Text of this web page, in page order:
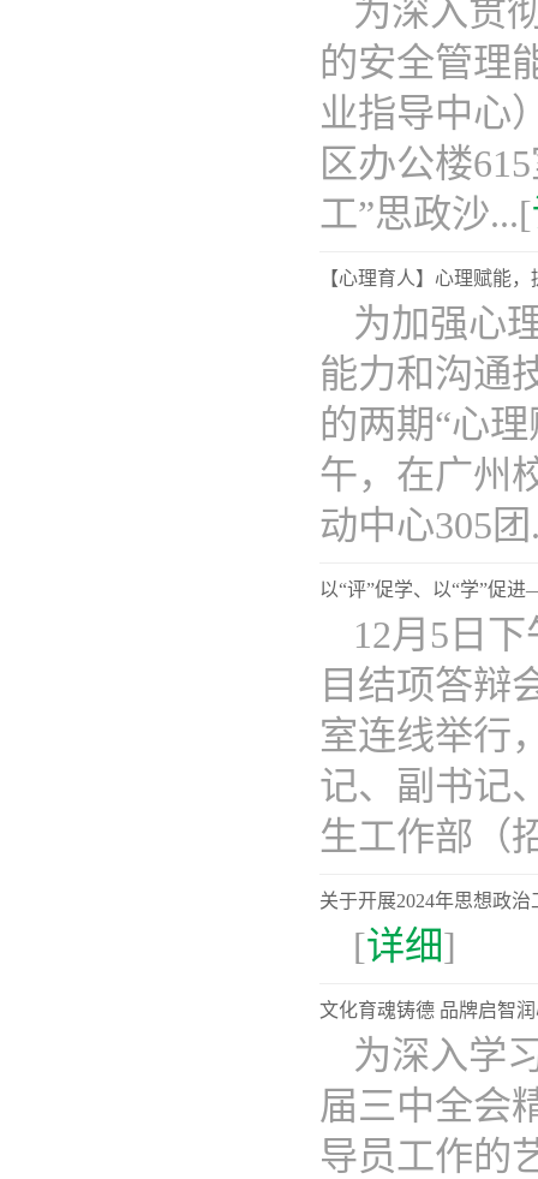
为深入贯
的安全管理
业指导中心
区办公楼
工”思政沙...[
【心理育人】心理赋能
为加强心
能力和沟通
的两期“心
午，在广州
动中心305
以“评”促学、以“学”促
12月5日
目结项答辩
室连线举行
记、副书记
生工作部（
关于开展2024年思想政
[详细]
文化育魂铸德 品牌启智
为深入学
届三中全会
导员工作的